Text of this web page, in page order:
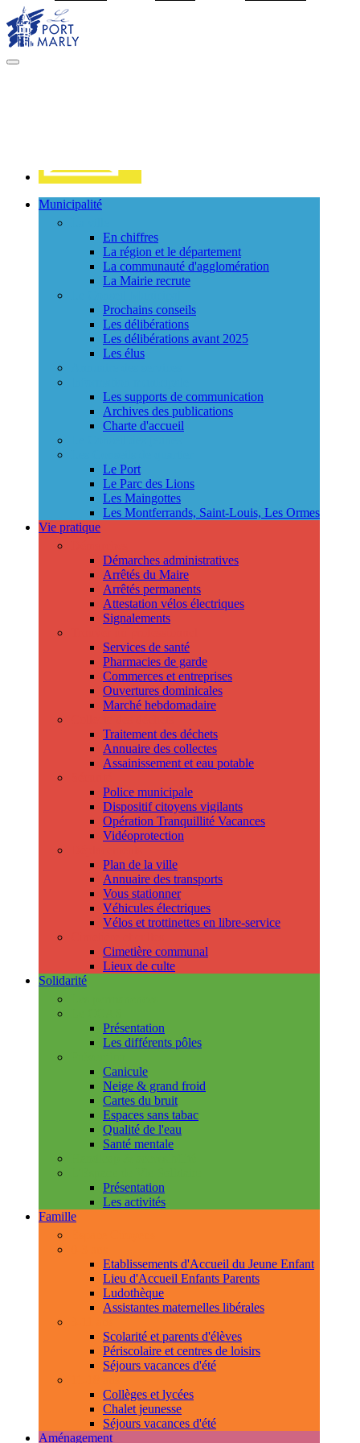
MENU
Municipalité
En chiffres
La région et le département
La communauté d'agglomération
La Mairie recrute
Prochains conseils
Les délibérations
Les délibérations avant 2025
Les élus
Les supports de communication
Archives des publications
Charte d'accueil
Le Port
Le Parc des Lions
Les Maingottes
Les Montferrands, Saint-Louis, Les Ormes
Vie pratique
Démarches administratives
Arrêtés du Maire
Arrêtés permanents
Attestation vélos électriques
Signalements
Services de santé
Pharmacies de garde
Commerces et entreprises
Ouvertures dominicales
Marché hebdomadaire
Traitement des déchets
Annuaire des collectes
Assainissement et eau potable
Police municipale
Dispositif citoyens vigilants
Opération Tranquillité Vacances
Vidéoprotection
Plan de la ville
Annuaire des transports
Vous stationner
Véhicules électriques
Vélos et trottinettes en libre-service
Cimetière communal
Lieux de culte
Solidarité
Présentation
Les différents pôles
Canicule
Neige & grand froid
Cartes du bruit
Espaces sans tabac
Qualité de l'eau
Santé mentale
Présentation
Les activités
Famille
Etablissements d'Accueil du Jeune Enfant
Lieu d'Accueil Enfants Parents
Ludothèque
Assistantes maternelles libérales
Scolarité et parents d'élèves
Périscolaire et centres de loisirs
Séjours vacances d'été
Collèges et lycées
Chalet jeunesse
Séjours vacances d'été
Aménagement